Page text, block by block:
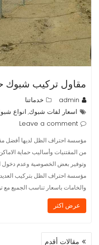
مقاول تركيب شبوك
admin
خدماتنا
اسعار لفات شبوك, انواع
Leave a comment
مؤسسة احتراف الظل لديها أفضل
من المقتنيات وأساليب حماية
وتوفير بعض الخصوصية وعدم
مؤسسة احتراف الظل بتركيب العديد
والخامات باسعار تناسب الجميع
عرض اكثر
تصفّحمقالات أقدم